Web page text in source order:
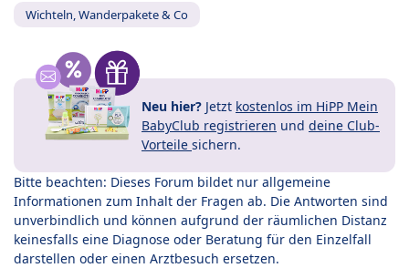
Wichteln, Wanderpakete & Co
Neu hier? Jetzt kostenlos im HiPP Mein
BabyClub registrieren und deine Club-
Vorteile sichern.
Bitte beachten: Dieses Forum bildet nur allgemeine
Informationen zum Inhalt der Fragen ab. Die Antworten sind
unverbindlich und können aufgrund der räumlichen Distanz
keinesfalls eine Diagnose oder Beratung für den Einzelfall
darstellen oder einen Arztbesuch ersetzen.